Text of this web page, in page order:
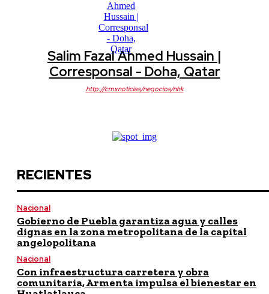
Salim Fazal Ahmed Hussain |
Corresponsal - Doha, Qatar
http://cmxnoticias/negocios/nhk
RECIENTES
Nacional
Gobierno de Puebla garantiza agua y calles
dignas en la zona metropolitana de la capital
angelopolitana
Nacional
Con infraestructura carretera y obra
comunitaria, Armenta impulsa el bienestar en